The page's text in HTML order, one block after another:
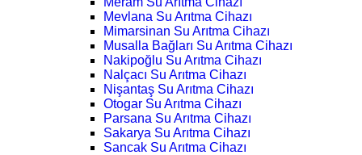
Mevlana Su Arıtma Cihazı
Mimarsinan Su Arıtma Cihazı
Musalla Bağları Su Arıtma Cihazı
Nakipoğlu Su Arıtma Cihazı
Nalçacı Su Arıtma Cihazı
Nişantaş Su Arıtma Cihazı
Otogar Su Arıtma Cihazı
Parsana Su Arıtma Cihazı
Sakarya Su Arıtma Cihazı
Sancak Su Arıtma Cihazı